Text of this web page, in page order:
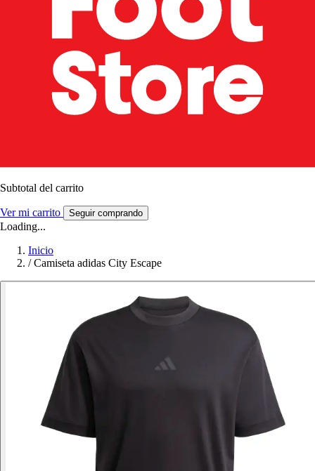
Subtotal del carrito
Ver mi carrito Seguir comprando
Loading...
Inicio
/ Camiseta adidas City Escape